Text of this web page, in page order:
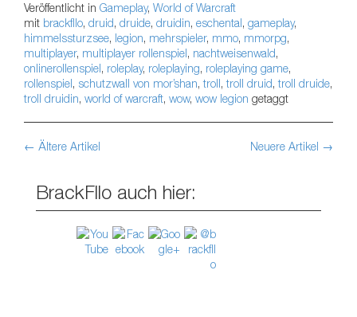
Veröffentlicht in Gameplay, World of Warcraft
mit brackfllo, druid, druide, druidin, eschental, gameplay,
himmelssturzsee, legion, mehrspieler, mmo, mmorpg,
multiplayer, multiplayer rollenspiel, nachtweisenwald,
onlinerollenspiel, roleplay, roleplaying, roleplaying game,
rollenspiel, schutzwall von mor’shan,troll,troll druid,troll druide,
troll druidin, world of warcraft, wow, wow legion getaggt
← Ältere Artikel Neuere Artikel →
BrackFllo auch hier: